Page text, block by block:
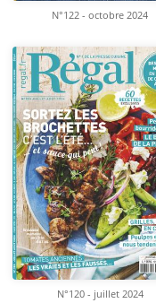
N°122 - octobre 2024
N°120 - juillet 2024